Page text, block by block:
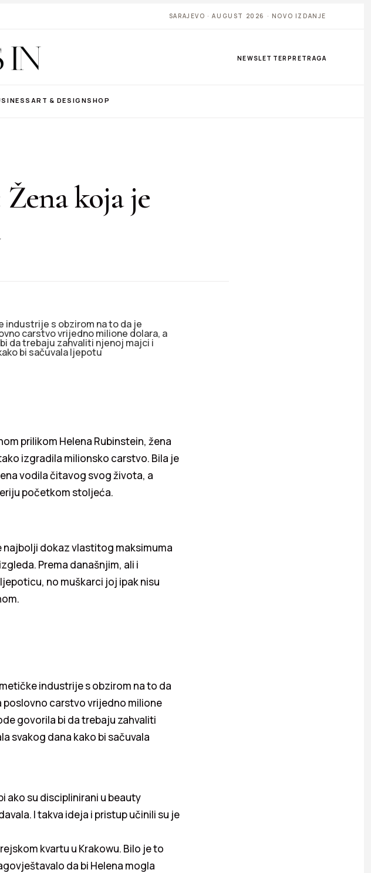
SARAJEVO · AUGUST 2026 · NOVO IZDANJE
NEWSLETTER PRETRAGA
ART & DESIGNSHOP
koja je
industrije s obzirom na to da je
carstvo vrijedno milione dolara, a
da trebaju zahvaliti njenoj majci i
bi sačuvala ljepotu
prilikom Helena Rubinstein, žena
izgradila milionsko carstvo. Bila je
vodila čitavog svog života, a
početkom stoljeća.
najbolji dokaz vlastitog maksimuma
Prema današnjim, ali i
no muškarci joj ipak nisu
industrije s obzirom na to da
carstvo vrijedno milione
govorila bi da trebaju zahvaliti
svakog dana kako bi sačuvala
ako su disciplinirani u beauty
I takva ideja i pristup učinili su je
kvartu u Krakowu. Bilo je to
da bi Helena mogla